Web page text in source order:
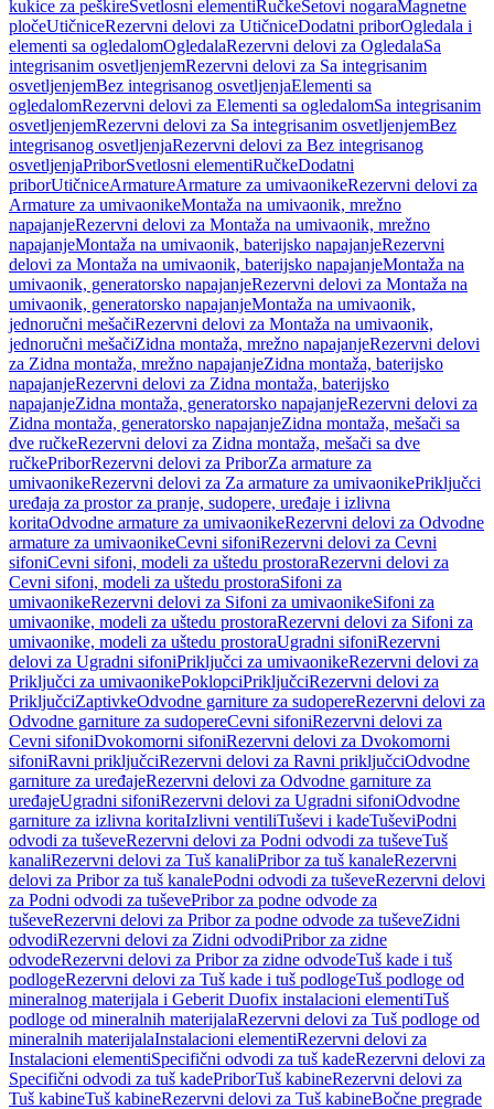
kukice za peškireSvetlosni elementiRučkeSetovi nogaraMagnetne
pločeUtičniceRezervni delovi za UtičniceDodatni priborOgledala i
elementi sa ogledalomOgledalaRezervni delovi za OgledalaSa
integrisanim osvetljenjemRezervni delovi za Sa integrisanim
osvetljenjemBez integrisanog osvetljenjaElementi sa
ogledalomRezervni delovi za Elementi sa ogledalomSa integrisanim
osvetljenjemRezervni delovi za Sa integrisanim osvetljenjemBez
integrisanog osvetljenjaRezervni delovi za Bez integrisanog
osvetljenjaPriborSvetlosni elementiRučkeDodatni
priborUtičniceArmatureArmature za umivaonikeRezervni delovi za
Armature za umivaonikeMontaža na umivaonik, mrežno
napajanjeRezervni delovi za Montaža na umivaonik, mrežno
napajanjeMontaža na umivaonik, baterijsko napajanjeRezervni
delovi za Montaža na umivaonik, baterijsko napajanjeMontaža na
umivaonik, generatorsko napajanjeRezervni delovi za Montaža na
umivaonik, generatorsko napajanjeMontaža na umivaonik,
jednoručni mešačiRezervni delovi za Montaža na umivaonik,
jednoručni mešačiZidna montaža, mrežno napajanjeRezervni delovi
za Zidna montaža, mrežno napajanjeZidna montaža, baterijsko
napajanjeRezervni delovi za Zidna montaža, baterijsko
napajanjeZidna montaža, generatorsko napajanjeRezervni delovi za
Zidna montaža, generatorsko napajanjeZidna montaža, mešači sa
dve ručkeRezervni delovi za Zidna montaža, mešači sa dve
ručkePriborRezervni delovi za PriborZa armature za
umivaonikeRezervni delovi za Za armature za umivaonikePriključci
uređaja za prostor za pranje, sudopere, uređaje i izlivna
koritaOdvodne armature za umivaonikeRezervni delovi za Odvodne
armature za umivaonikeCevni sifoniRezervni delovi za Cevni
sifoniCevni sifoni, modeli za uštedu prostoraRezervni delovi za
Cevni sifoni, modeli za uštedu prostoraSifoni za
umivaonikeRezervni delovi za Sifoni za umivaonikeSifoni za
umivaonike, modeli za uštedu prostoraRezervni delovi za Sifoni za
umivaonike, modeli za uštedu prostoraUgradni sifoniRezervni
delovi za Ugradni sifoniPriključci za umivaonikeRezervni delovi za
Priključci za umivaonikePoklopciPriključciRezervni delovi za
PriključciZaptivkeOdvodne garniture za sudopereRezervni delovi za
Odvodne garniture za sudopereCevni sifoniRezervni delovi za
Cevni sifoniDvokomorni sifoniRezervni delovi za Dvokomorni
sifoniRavni priključciRezervni delovi za Ravni priključciOdvodne
garniture za uređajeRezervni delovi za Odvodne garniture za
uređajeUgradni sifoniRezervni delovi za Ugradni sifoniOdvodne
garniture za izlivna koritaIzlivni ventiliTuševi i kadeTuševiPodni
odvodi za tuševeRezervni delovi za Podni odvodi za tuševeTuš
kanaliRezervni delovi za Tuš kanaliPribor za tuš kanaleRezervni
delovi za Pribor za tuš kanalePodni odvodi za tuševeRezervni delovi
za Podni odvodi za tuševePribor za podne odvode za
tuševeRezervni delovi za Pribor za podne odvode za tuševeZidni
odvodiRezervni delovi za Zidni odvodiPribor za zidne
odvodeRezervni delovi za Pribor za zidne odvodeTuš kade i tuš
podlogeRezervni delovi za Tuš kade i tuš podlogeTuš podloge od
mineralnog materijala i Geberit Duofix instalacioni elementiTuš
podloge od mineralnih materijalaRezervni delovi za Tuš podloge od
mineralnih materijalaInstalacioni elementiRezervni delovi za
Instalacioni elementiSpecifični odvodi za tuš kadeRezervni delovi za
Specifični odvodi za tuš kadePriborTuš kabineRezervni delovi za
Tuš kabineTuš kabineRezervni delovi za Tuš kabineBočne pregrade